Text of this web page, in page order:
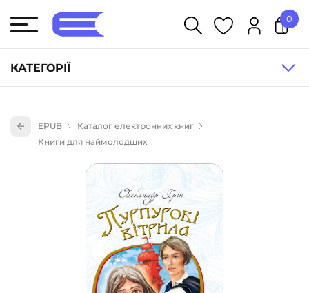
КАТЕГОРІЇ
Книги для дітей (836)
Науково-популярна література (1015)
Навчальна література та посібники (527)
Енциклопедії, довідники, словники (55)
Подарункові сертифікати (1)
0
EPUB
Каталог електронних книг
Книги для наймолодших